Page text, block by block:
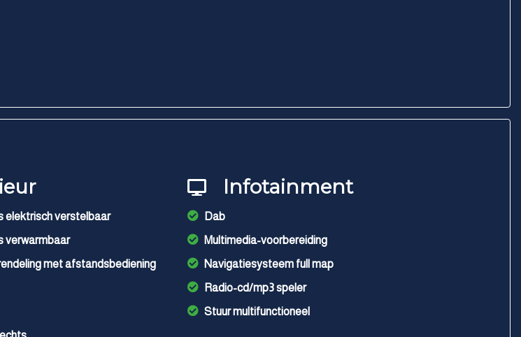
elektrisch verstelbaar
verwarmbaar
met afstandsbediening
Infotainment
Dab
Multimedia-voorbereiding
Navigatiesysteem full map
Radio-cd/mp3 speler
Stuur multifunctioneel